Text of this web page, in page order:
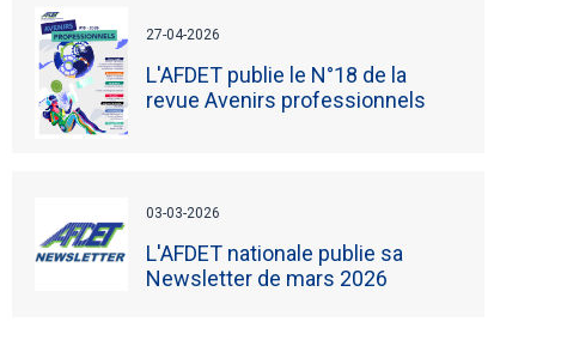
27-04-2026
L'AFDET publie le N°18 de la
revue Avenirs professionnels
03-03-2026
L'AFDET nationale publie sa
Newsletter de mars 2026